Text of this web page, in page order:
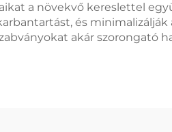
a növekvő kereslettel
és minimalizálják
akár szorongató